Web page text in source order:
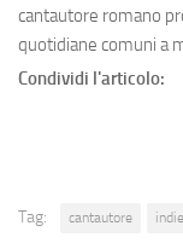
cantautore romano
quotidiane comuni a
Condividi l'articolo:
Tag: cantautore indie